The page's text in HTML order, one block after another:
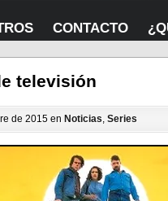
CONTACTO
televisión
de 2015 en Noticias, Series